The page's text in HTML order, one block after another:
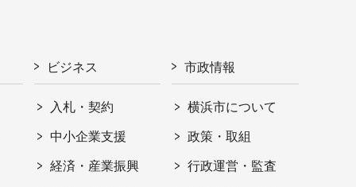
ビジネス
入札・契約
中小企業支援
経済・産業振興
市政情報
横浜市について
政策・取組
行政運営・監査